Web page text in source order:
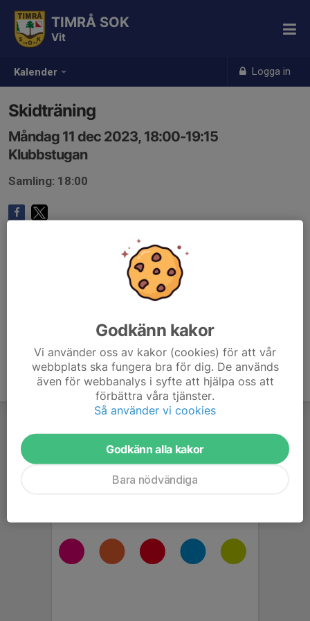
Kalender Logga in
TIMRÅ SOK
Vit
Skidträning
Måndag 11 dec 2023, 18:00-19:15
Klubbstugan
Samling: 18:00
Godkänn kakor
Vi använder oss av kakor (cookies) för att vår
webbplats ska fungera bra för dig. De används
även för webbanalys i syfte att hjälpa oss att
förbättra våra tjänster.
Så använder vi cookies
Godkänn alla kakor
Bara nödvändiga